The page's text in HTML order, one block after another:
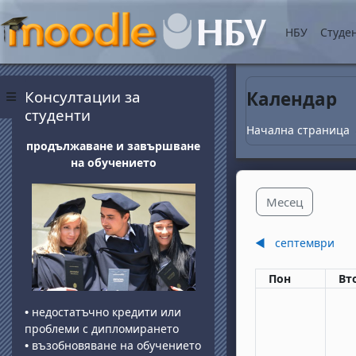
Прескочи на
Страничен панел
НБУ
Календар
Начална страница
Месец
◀︎ септември
Понеделник
Пон
Блокове
Консултации за
студенти
продължаване и завършване
на обучението
• недостатъчно кредити или
проблеми с дипломирането
• възобновяване на обучението